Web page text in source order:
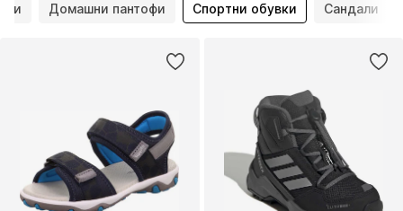
Домашни пантофи Спортни обувки Сандали